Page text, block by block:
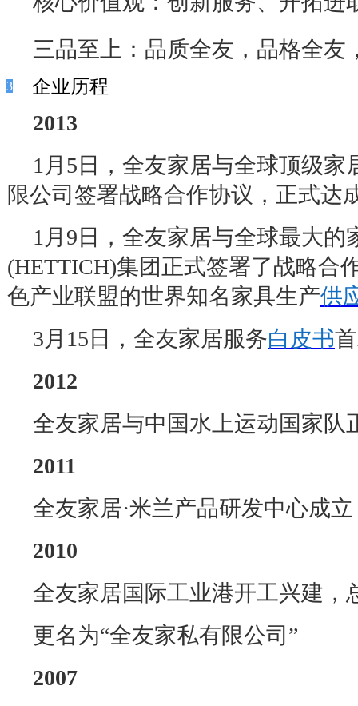
三品至上：品质全友，品格全友
3 企业历程
2013
1 月 5 日，全友家居与全球顶级家
限公司签署战略合作协议，正式达
1 月 9 日，全友家居与全球最大的
(HETTICH)集团正式签署了战略合
色产业联盟的世界知名家具生产供
3月 15 日，全友家居服务白皮书
2012
全友家居与中国水上运动国家队
2011
全友家居·米兰产品研发中心成立
2010
全友家居国际工业港开工兴建，
更名为“全友家私有限公司 ”
2007